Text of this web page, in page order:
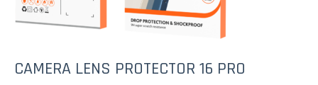
CAMERA LENS PROTECTOR 16 PRO